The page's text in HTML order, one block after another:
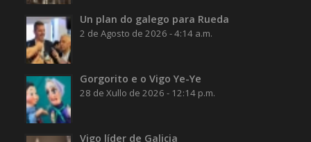
Un plan do galego para Rueda
2 de Agosto de 2026 - 4:14 a.m.
Gorgorito e o Vigo Ye-Ye
28 de Xullo de 2026 - 12:14 p.m.
Vigo líder de Galicia